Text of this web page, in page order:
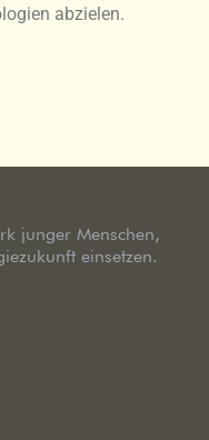
abzielen.
junger Menschen,
einsetzen.